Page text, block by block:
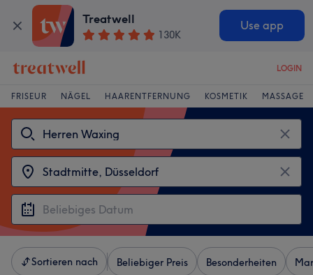
Treatwell
130K
Use app
LOGIN
FRISEUR NÄGEL HAARENTFERNUNG KOSMETIK MASSAGE
Sortieren nach Beliebiger Preis Besonderheiten